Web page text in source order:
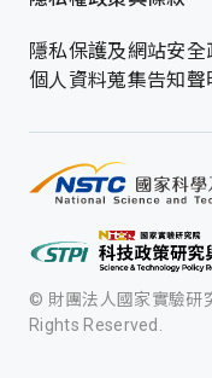
隱私保護及網站安全
個人資料蒐集告知聲
© 財團法人國家實驗研
Rights Reserved.